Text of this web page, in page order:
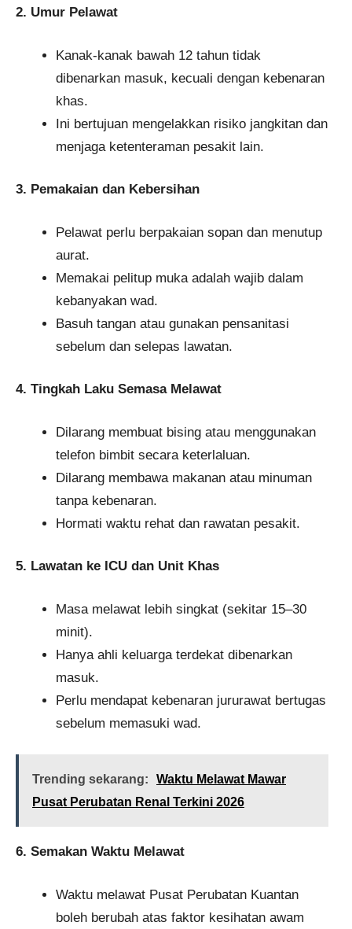
2. Umur Pelawat
Kanak-kanak bawah 12 tahun tidak
dibenarkan masuk, kecuali dengan kebenaran
khas.
Ini bertujuan mengelakkan risiko jangkitan dan
menjaga ketenteraman pesakit lain.
3. Pemakaian dan Kebersihan
Pelawat perlu berpakaian sopan dan menutup
aurat.
Memakai pelitup muka adalah wajib dalam
kebanyakan wad.
Basuh tangan atau gunakan pensanitasi
sebelum dan selepas lawatan.
4. Tingkah Laku Semasa Melawat
Dilarang membuat bising atau menggunakan
telefon bimbit secara keterlaluan.
Dilarang membawa makanan atau minuman
tanpa kebenaran.
Hormati waktu rehat dan rawatan pesakit.
5. Lawatan ke ICU dan Unit Khas
Masa melawat lebih singkat (sekitar 15–30
minit).
Hanya ahli keluarga terdekat dibenarkan
masuk.
Perlu mendapat kebenaran jururawat bertugas
sebelum memasuki wad.
Trending sekarang:
Waktu Melawat Mawar
Pusat Perubatan Renal Terkini 2026
6. Semakan Waktu Melawat
Waktu melawat Pusat Perubatan Kuantan
boleh berubah atas faktor kesihatan awam